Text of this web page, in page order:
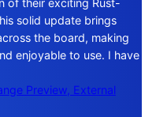
of their exciting Rust-
solid update brings
the board, making
enjoyable to use. I have
Preview, External